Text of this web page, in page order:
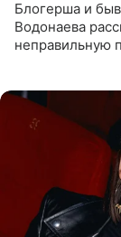
Блогерша и
Водонаева
неправильную